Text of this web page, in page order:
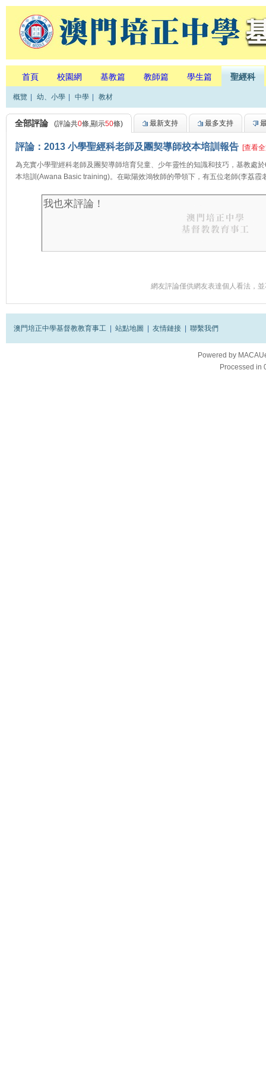
首頁 校園網 基教篇 教師篇 學生篇 聖經科
概覽 幼、小學 中學 教材
全部評論 (評論共0條,顯示50條) 最新支持 最多支持
評論：2013 小學聖經科老師及團契導師校本培訓報告 [查看
為充實小學聖經科老師及團契導師培育兒童、少年靈性的知識和技巧，基教處
本培訓(Awana Basic training)。在歐陽效鴻牧師的帶領下，有五位老師(李荔霞
網友評論僅供網友表達個人看法，
澳門培正中學基督教教育事工 站點地圖 友情鏈接 聯繫我們
Powered by
Processed in